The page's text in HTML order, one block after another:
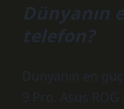
Dünyanın
telefon?
Dünyanın en
9 Pro. Asus ROG